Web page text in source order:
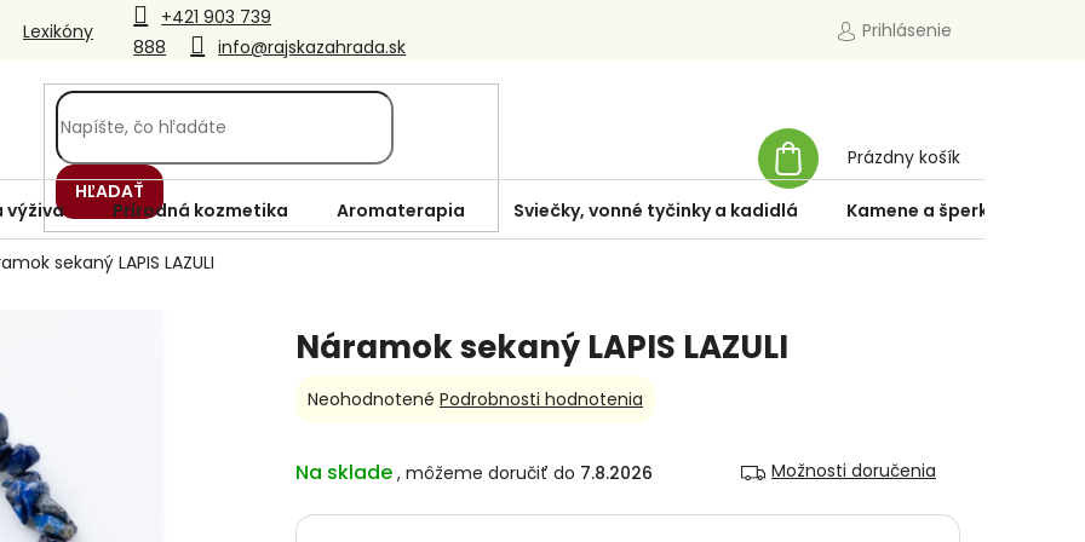
+421 903 739
888
info@rajskazahrada.sk
Lexikóny Prihlásenie
HĽADAŤ
KOŠÍK
Prázdny košík
výživa Prírodná kozmetika Aromaterapia Sviečky, vonné tyčinky a kadidlá Kamene a šperky
sekaný LAPIS LAZULI
Náramok sekaný LAPIS LAZULI
Na sklade 7.8.2026 Možnosti doručenia
Priemerné
je
z
Neohodnotené Podrobnosti hodnotenia